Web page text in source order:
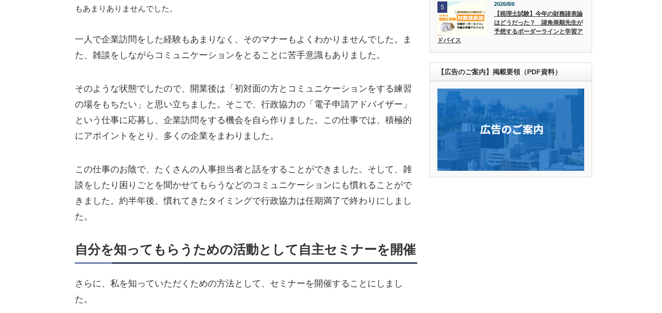
もあまりありませんでした。
一人で企業訪問をした経験もあまりなく、そのマナーもよくわかりませんでした。ま
た、雑談をしながらコミュニケーションをとることに苦手意識もありました。
そのような状態でしたので、開業後は「初対面の方とコミュニケーションをする練習
の場をもちたい」と思い立ちました。そこで、行政協力の「電子申請アドバイザー」
という仕事に応募し、企業訪問をする機会を自ら作りました。この仕事では、積極的
にアポイントをとり、多くの企業をまわりました。
この仕事のお陰で、たくさんの人事担当者と話をすることができました。そして、雑
談をしたり困りごとを聞かせてもらうなどのコミュニケーションにも慣れることがで
きました。約半年後、慣れてきたタイミングで行政協力は任期満了で終わりにしまし
た。
自分を知ってもらうための活動として自主セミナーを開催
さらに、私を知っていただくための方法として、セミナーを開催することにしまし
た。
5 2026/8/6
【税理士試験】今年の財務諸表論
はどうだった？ 諸角崇順先生が
予想するボーダーラインと学習ア
ドバイス
【広告のご案内】掲載要領（PDF資料）